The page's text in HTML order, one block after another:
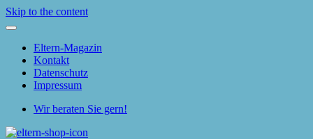
Skip to the content
Eltern-Magazin
Kontakt
Datenschutz
Impressum
Wir beraten Sie gern!